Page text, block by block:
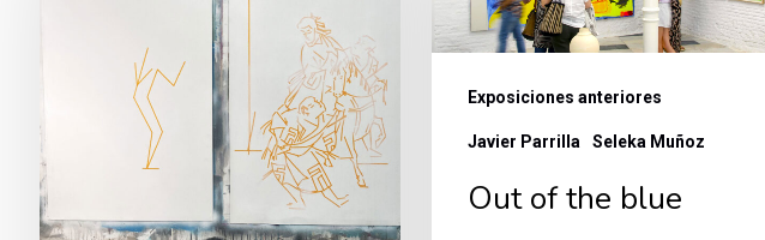
Exposiciones anteriores
Javier Parrilla Seleka Muñoz
Out of the blue